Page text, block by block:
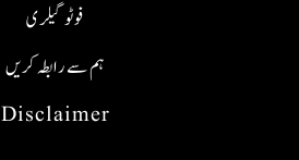
Disclaimer
ہم سے رابطہ کریں
فوٹو گیلری